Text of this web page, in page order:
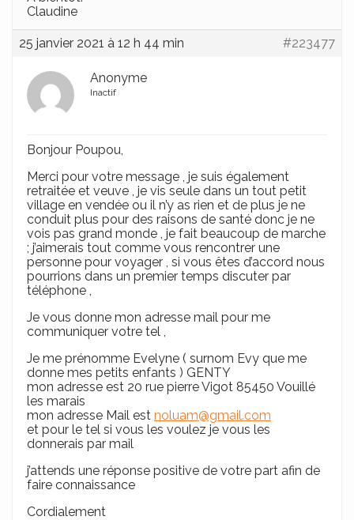
Claudine
25 janvier 2021 à 12 h 44 min #223477
Anonyme
Inactif
Bonjour Poupou,
Merci pour votre message , je suis également
retraitée et veuve , je vis seule dans un tout petit
village en vendée ou il n’y as rien et de plus je ne
conduit plus pour des raisons de santé donc je ne
vois pas grand monde , je fait beaucoup de marche
; j’aimerais tout comme vous rencontrer une
personne pour voyager , si vous êtes d’accord nous
pourrions dans un premier temps discuter par
téléphone ,
Je vous donne mon adresse mail pour me
communiquer votre tel ,
Je me prénomme Evelyne ( surnom Evy que me
donne mes petits enfants ) GENTY
mon adresse est 20 rue pierre Vigot 85450 Vouillé
les marais
mon adresse Mail est noluam@gmail.com
et pour le tel si vous les voulez je vous les
donnerais par mail
j’attends une réponse positive de votre part afin de
faire connaissance
Cordialement